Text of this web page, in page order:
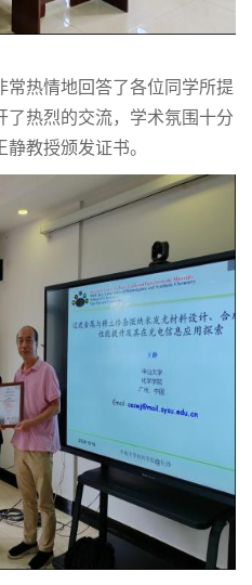
常热情地回答了各位同学所提
了热烈的交流，学术氛围十分
教授颁发证书。